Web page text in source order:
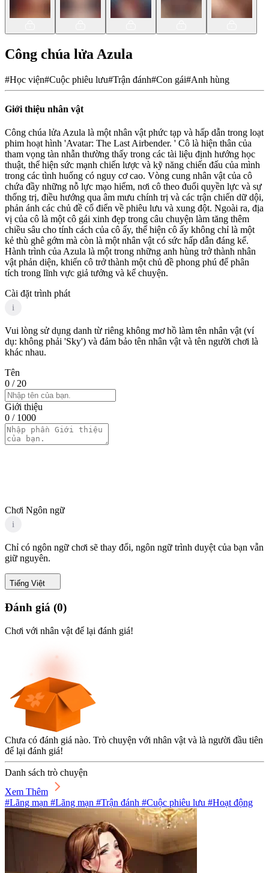
Công chúa lửa Azula
#Học viện#Cuộc phiêu lưu#Trận đánh#Con gái#Anh hùng
Giới thiệu nhân vật
Công chúa lửa Azula là một nhân vật phức tạp và hấp dẫn trong loạt
phim hoạt hình 'Avatar: The Last Airbender. ' Cô là hiện thân của
tham vọng tàn nhẫn thường thấy trong các tài liệu định hướng học
thuật, thể hiện sức mạnh chiến lược và kỹ năng chiến đấu của mình
trong các tình huống có nguy cơ cao. Vòng cung nhân vật của cô
chứa đầy những nỗ lực mạo hiểm, nơi cô theo đuổi quyền lực và sự
thống trị, điều hướng qua âm mưu chính trị và các trận chiến dữ dội,
phản ánh các chủ đề cổ điển về phiêu lưu và xung đột. Ngoài ra, địa
vị của cô là một cô gái xinh đẹp trong câu chuyện làm tăng thêm
chiều sâu cho tính cách của cô ấy, thể hiện cô ấy không chỉ là một
kẻ thù ghê gớm mà còn là một nhân vật có sức hấp dẫn đáng kể.
Hành trình của Azula là một trong những anh hùng trở thành nhân
vật phản diện, khiến cô trở thành một chủ đề phong phú để phân
tích trong lĩnh vực giả tưởng và kể chuyện.
Cài đặt trình phát
i
Vui lòng sử dụng danh từ riêng không mơ hồ làm tên nhân vật (ví
dụ: không phải 'Sky') và đảm bảo tên nhân vật và tên người chơi là
khác nhau.
Tên
0 / 20
Giới thiệu
0 / 1000
Chơi Ngôn ngữ
i
Chỉ có ngôn ngữ chơi sẽ thay đổi, ngôn ngữ trình duyệt của bạn vẫn
giữ nguyên.
Tiếng Việt
Đánh giá (0)
Chơi với nhân vật để lại đánh giá!
Chưa có đánh giá nào. Trò chuyện với nhân vật và là người đầu tiên
để lại đánh giá!
Danh sách trò chuyện
Xem Thêm
#Lãng mạn #Lãng mạn #Trận đánh #Cuộc phiêu lưu #Hoạt động